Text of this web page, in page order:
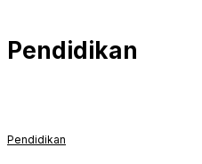
Pendidikan
Pendidikan